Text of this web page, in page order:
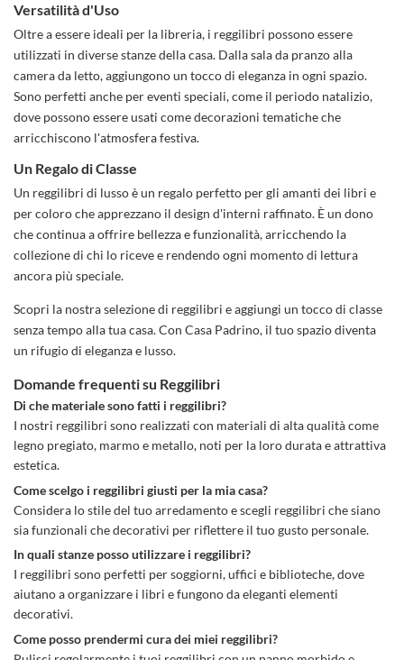
Versatilità d'Uso
Oltre a essere ideali per la libreria, i reggilibri possono essere
utilizzati in diverse stanze della casa. Dalla sala da pranzo alla
camera da letto, aggiungono un tocco di eleganza in ogni spazio.
Sono perfetti anche per eventi speciali, come il periodo natalizio,
dove possono essere usati come decorazioni tematiche che
arricchiscono l'atmosfera festiva.
Un Regalo di Classe
Un reggilibri di lusso è un regalo perfetto per gli amanti dei libri e
per coloro che apprezzano il design d'interni raffinato. È un dono
che continua a offrire bellezza e funzionalità, arricchendo la
collezione di chi lo riceve e rendendo ogni momento di lettura
ancora più speciale.
Scopri la nostra selezione di reggilibri e aggiungi un tocco di classe
senza tempo alla tua casa. Con Casa Padrino, il tuo spazio diventa
un rifugio di eleganza e lusso.
Domande frequenti su Reggilibri
Di che materiale sono fatti i reggilibri?
I nostri reggilibri sono realizzati con materiali di alta qualità come
legno pregiato, marmo e metallo, noti per la loro durata e attrattiva
estetica.
Come scelgo i reggilibri giusti per la mia casa?
Considera lo stile del tuo arredamento e scegli reggilibri che siano
sia funzionali che decorativi per riflettere il tuo gusto personale.
In quali stanze posso utilizzare i reggilibri?
I reggilibri sono perfetti per soggiorni, uffici e biblioteche, dove
aiutano a organizzare i libri e fungono da eleganti elementi
decorativi.
Come posso prendermi cura dei miei reggilibri?